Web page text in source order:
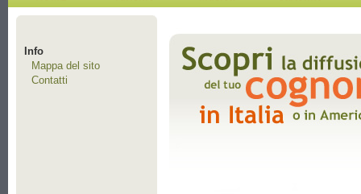
Info
Mappa del sito
Contatti